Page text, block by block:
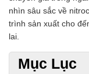
Chất phụ gia bánh kẹo kem
Chất phụ gia nước giải
Chất phụ gia xúc xích
Chất phụ gia nước mắm
Chất phụ gia rau củ quả
Chất phụ gia thạch rau câu
nhìn sâu sắc về
trình sản xuất cho
lai.
Mục Lục